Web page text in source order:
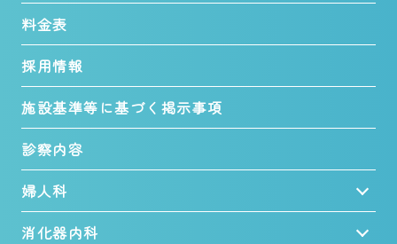
料金表
採用情報
施設基準等に基づく掲示事項
診察内容
婦人科
消化器内科